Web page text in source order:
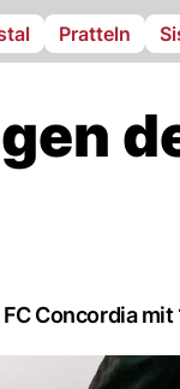
Pratteln
Concordia mit